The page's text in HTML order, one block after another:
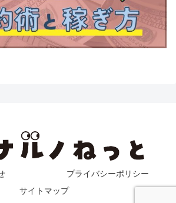
プライバシーポリシー
サイトマップ